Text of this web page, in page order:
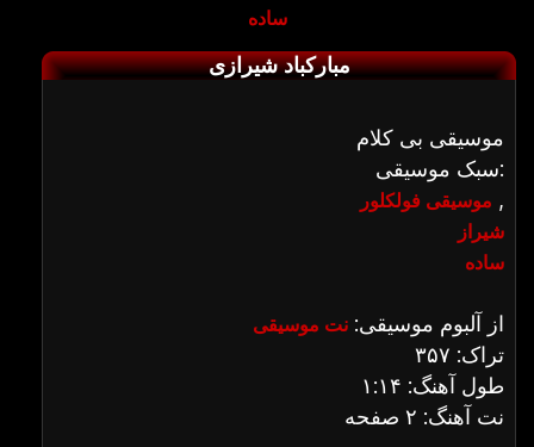
ساده
مبارکباد شیرازی
موسیقی بی کلام
سبک موسیقی:
موسیقی فولکلور ,
شیراز
ساده
از آلبوم موسیقی: نت موسیقی
تراک: ۳۵۷
طول آهنگ: ۱:۱۴
نت آهنگ: ۲ صفحه